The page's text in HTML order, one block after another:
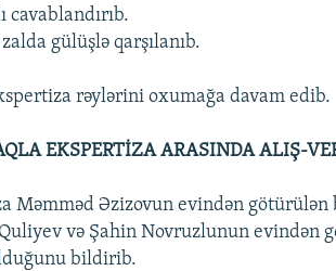
cavablandırıb.
gülüşlə qarşılanıb.
rəylərini oxumağa davam edib.
EKSPERTİZA ARASINDA ALIŞ-
Məmməd Əzizovun evindən götürülən
və Şahin Novruzlunun evindən
bildirib.